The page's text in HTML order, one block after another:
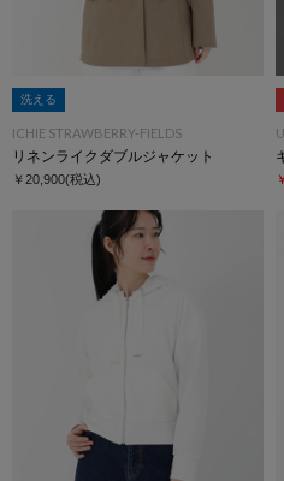
洗える
ICHIE STRAWBERRY-FIELDS
リネンライクダブルジャケット
￥20,900(税込)